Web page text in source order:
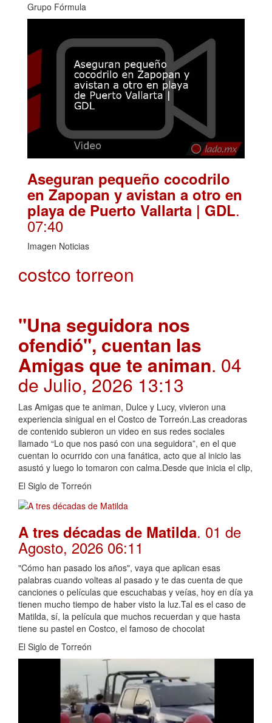
Grupo Fórmula
Aseguran pequeño cocodrilo
en Zapopan y avistan a otro en
playa de Puerto Vallarta | GDL.
07:40
Imagen Noticias
costco torreon
"Una seguidora nos
ofendió", cuentan las
Amigas que te animan. 04
de Julio, 2026 13:13
Las Amigas que te animan, Dulce y Lucy, vivieron una
experiencia sinigual en el Costco de Torreón.Las creadoras
de contenido subieron un video en sus redes sociales
llamado “Lo que nos pasó con una seguidora”, en el que
cuentan lo ocurrido con una fanática, acto que al inicio las
asustó y luego lo tomaron con calma.Desde que inicia el clip,
El Siglo de Torreón
A tres décadas de Matilda. 01 de
Agosto, 2026 06:11
"Cómo han pasado los años", vaya que aplican esas
palabras cuando volteas al pasado y te das cuenta de que
canciones o películas que escuchabas y veías, hoy en día ya
tienen mucho tiempo de haber visto la luz.Tal es el caso de
Matilda, sí, la película que muchos recuerdan y que hasta
tiene su pastel en Costco, el famoso de chocolat
El Siglo de Torreón